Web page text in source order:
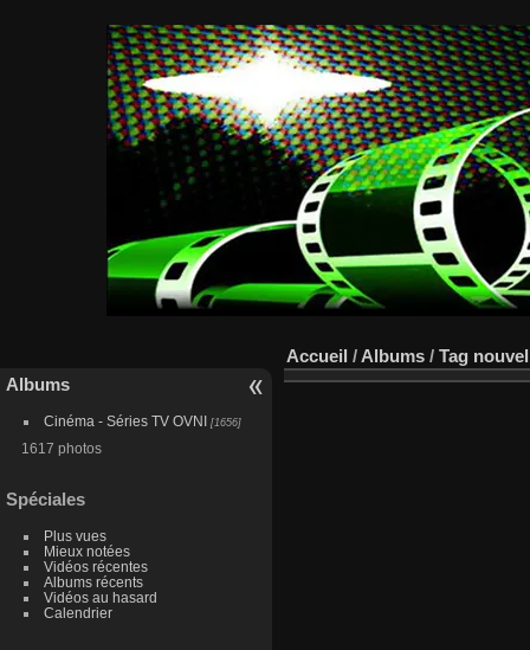
Albums
Cinéma - Séries TV OVNI [1656]
1617 photos
Spéciales
Plus vues
Mieux notées
Vidéos récentes
Albums récents
Vidéos au hasard
Calendrier
Accueil / Albums / Tag